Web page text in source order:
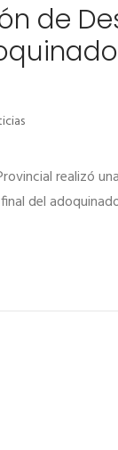
de
realizó
del